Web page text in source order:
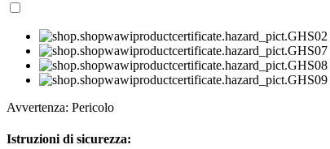
Avvertenza: Pericolo
Istruzioni di sicurezza: